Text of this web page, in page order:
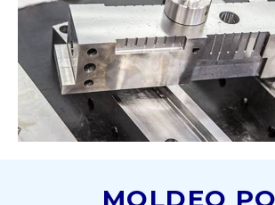
MOLDEO